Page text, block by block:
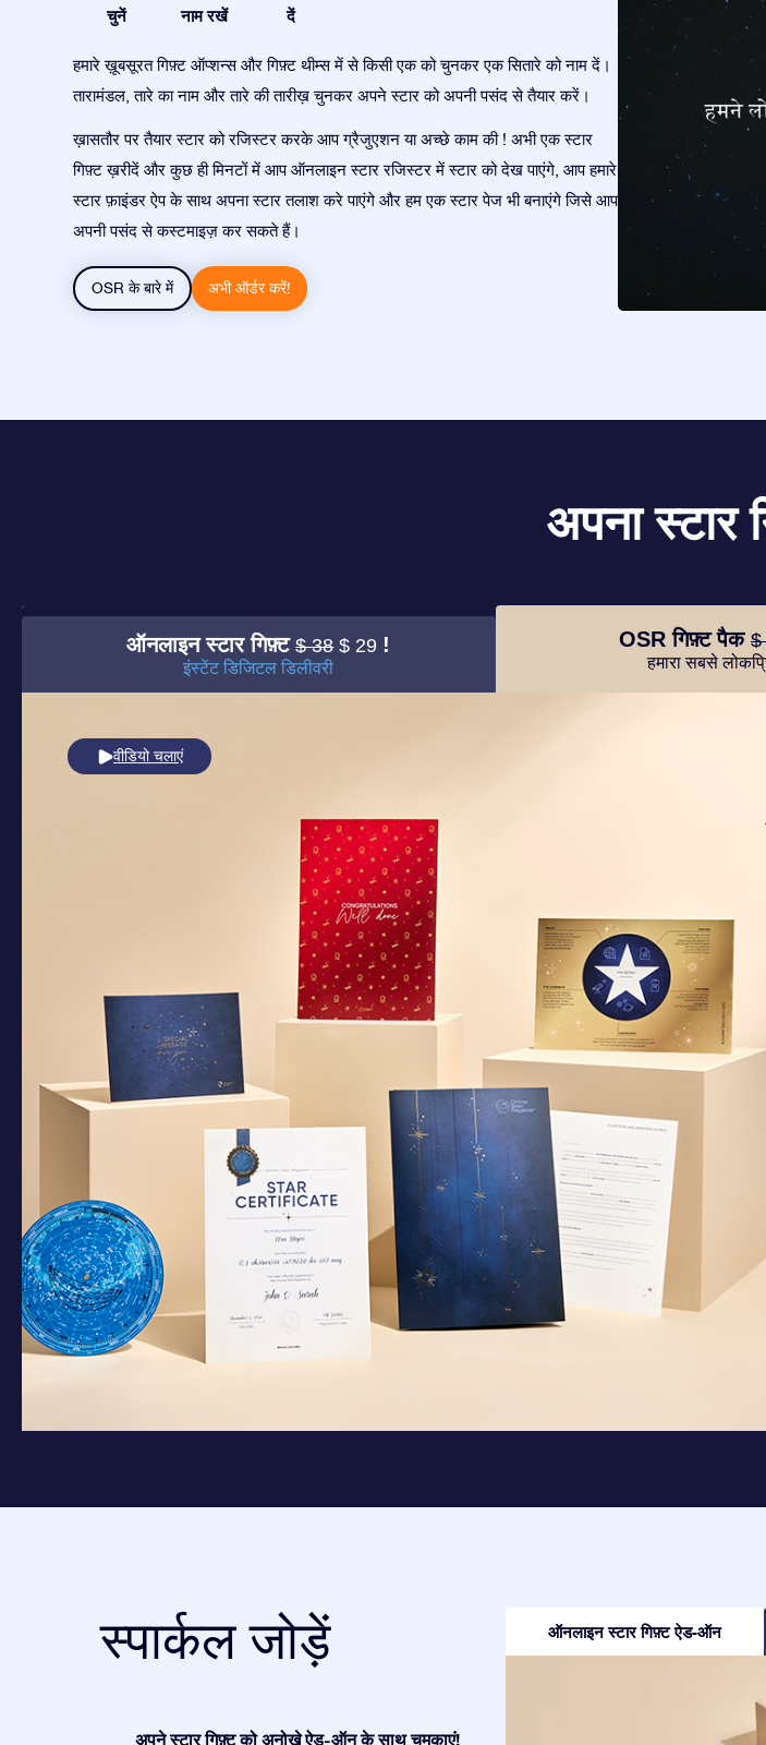
चुनें नाम रखें दें
हमारे ख़ूबसूरत गिफ़्ट ऑप्शन्स और गिफ़्ट थीम्स में से किसी एक को चुनकर एक सितारे को नाम दें।
तारामंडल, तारे का नाम और तारे की तारीख़ चुनकर अपने स्टार को अपनी पसंद से तैयार करें।
ख़ासतौर पर तैयार स्टार को रजिस्टर करके आप ग्रैजुएशन या अच्छे काम की ! अभी एक स्टार
गिफ़्ट ख़रीदें और कुछ ही मिनटों में आप ऑनलाइन स्टार रजिस्टर में स्टार को देख पाएंगे, आप हमारे
स्टार फ़ाइंडर ऐप के साथ अपना स्टार तलाश करे पाएंगे और हम एक स्टार पेज भी बनाएंगे जिसे आप
अपनी पसंद से कस्टमाइज़ कर सकते हैं।
OSR के बारे में अभी ऑर्डर करें!
अपना स्टार
ऑनलाइन स्टार गिफ़्ट$ 38 $ 29 !
इंस्टेंट डिजिटल डिलीवरी
OSR गिफ़्ट पैक $
हमारा सबसे
वीडियो चलाएं
स्पार्कल जोड़ें
अपने स्टार गिफ़्ट को अनोखे ऐड-ऑन के साथ चमकाएं!
ऑनलाइन स्टार गिफ़्ट ऐड-ऑन